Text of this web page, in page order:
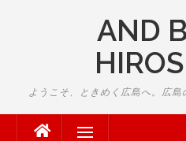
AND
ようこそ、ときめく広島へ。広島
Menu